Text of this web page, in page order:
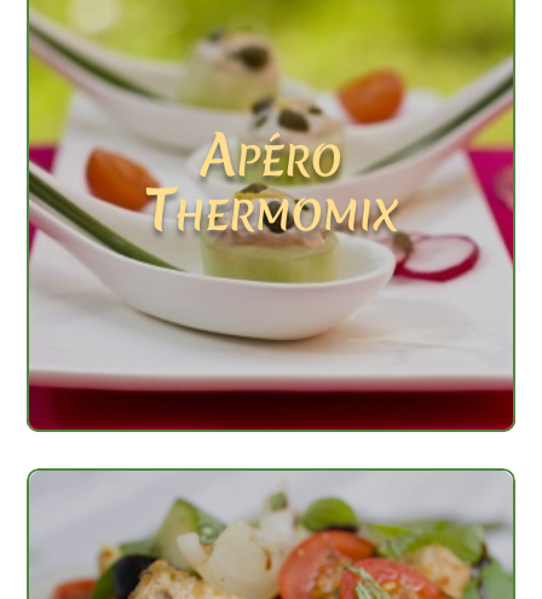
Apéro
Thermomix